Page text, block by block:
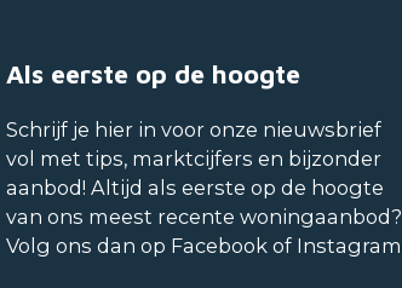
Als eerste op de hoogte
Schrijf je hier in voor onze nieuwsbrief
vol met tips, marktcijfers en bijzonder
aanbod! Altijd als eerste op de hoogte
van ons meest recente woningaanbod?
Volg ons dan op Facebook of Instagram